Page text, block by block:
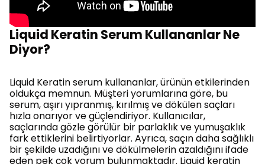
Liquid Keratin Serum Kullananlar Ne
Diyor?
Liquid Keratin serum kullananlar, ürünün etkilerinden
oldukça memnun. Müşteri yorumlarına göre, bu
serum, aşırı yıpranmış, kırılmış ve dökülen saçları
hızla onarıyor ve güçlendiriyor. Kullanıcılar,
saçlarında gözle görülür bir parlaklık ve yumuşaklık
fark ettiklerini belirtiyorlar. Ayrıca, saçın daha sağlıklı
bir şekilde uzadığını ve dökülmelerin azaldığını ifade
eden pek çok yorum bulunmaktadır. Liquid keratin